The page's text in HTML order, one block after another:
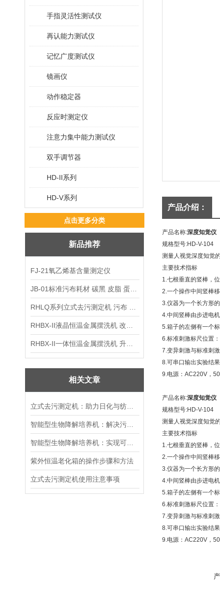
手指灵活性测试仪
再认能力测试仪
记忆广度测试仪
镜画仪
动作稳定器
反应时测定仪
注意力集中能力测试仪
双手调节器
HD-II系列
HD-V系列
点击更多分类
新品推荐
FJ-21氧乙烯基含量测定仪
相关文章
紫外恒温老化箱的操作步骤和方法
立式去污测定机使用注意事项
产品介绍：
产品名称:深度知觉仪
规格型号:HD-V-104
测量人视觉深度知觉
主要技术指标
1.七根垂直的竖棒，
2.一个操作中间竖棒
3.仪器为一个长方形
4.中间竖棒由步进电
5.箱子的左侧有一个
6.标准刺激标尺位置：
7.变异刺激与标准刺
8.可串口输出实验结
9.电源： AC220V ，
产品名称:深度知觉仪
规格型号:HD-V-104
测量人视觉深度知觉
主要技术指标
1.七根垂直的竖棒，
2.一个操作中间竖棒
3.仪器为一个长方形
4.中间竖棒由步进电
5.箱子的左侧有一个
6.标准刺激标尺位置：
7.变异刺激与标准刺
8.可串口输出实验结
9.电源： AC220V ，